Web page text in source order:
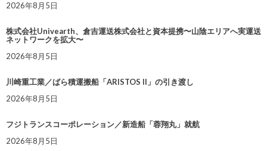
2026年8月5日
株式会社Univearth、倉吉運送株式会社と資本提携〜山陰エリアへ実運送
ネットワークを拡大〜
2026年8月5日
川崎重工業／ばら積運搬船「ARISTOS II」の引き渡し
2026年8月5日
フジトランスコーポレーション／新造船「蓉翔丸」就航
2026年8月5日